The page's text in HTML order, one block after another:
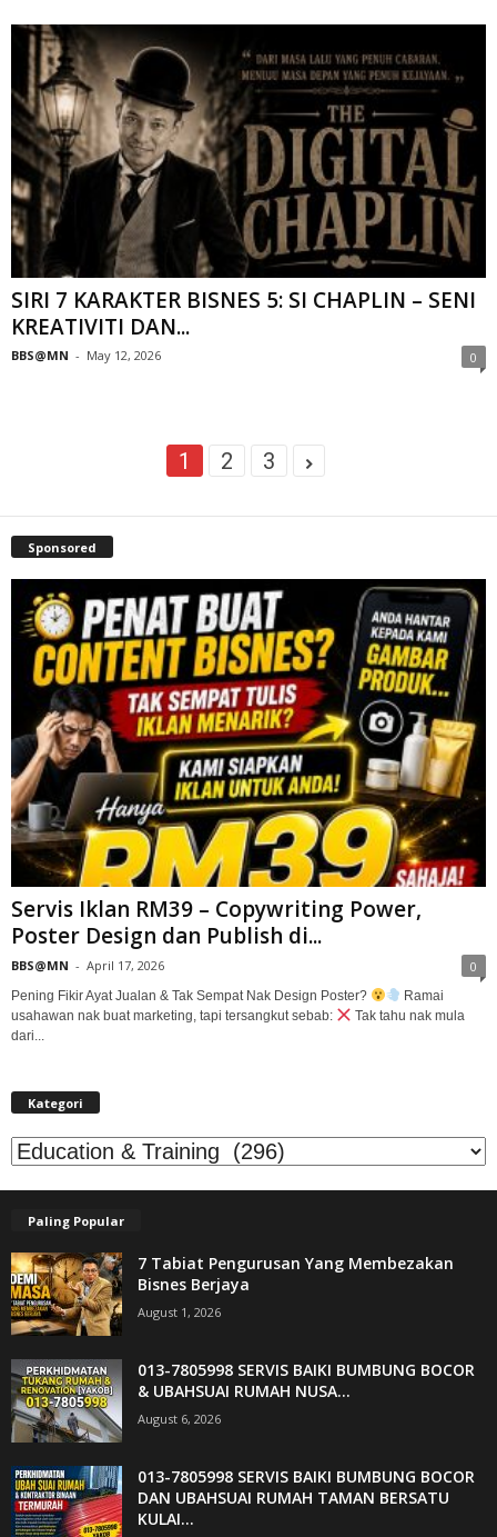
SIRI 7 KARAKTER BISNES 5: SI CHAPLIN – SENI
KREATIVITI DAN...
BBS@MN - May 12, 2026 0
1 2 3
Sponsored
Servis Iklan RM39 – Copywriting Power,
Poster Design dan Publish di...
BBS@MN - April 17, 2026 0
Pening Fikir Ayat Jualan & Tak Sempat Nak Design Poster?
Ramai
usahawan nak buat marketing, tapi tersangkut sebab:
Tak tahu nak mula
dari...
Kategori
Kategori
Paling Popular
7 Tabiat Pengurusan Yang Membezakan
Bisnes Berjaya
August 1, 2026
013-7805998 SERVIS BAIKI BUMBUNG BOCOR
& UBAHSUAI RUMAH NUSA...
August 6, 2026
013-7805998 SERVIS BAIKI BUMBUNG BOCOR
DAN UBAHSUAI RUMAH TAMAN BERSATU
KULAI...